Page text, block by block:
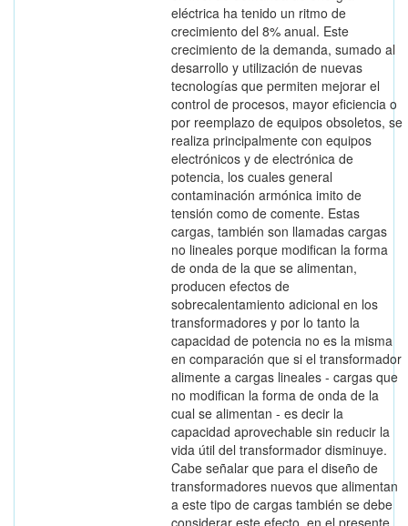
eléctrica ha tenido un ritmo de
crecimiento del 8% anual. Este
crecimiento de la demanda, sumado al
desarrollo y utilización de nuevas
tecnologías que permiten mejorar el
control de procesos, mayor eficiencia o
por reemplazo de equipos obsoletos, se
realiza principalmente con equipos
electrónicos y de electrónica de
potencia, los cuales general
contaminación armónica imito de
tensión como de comente. Estas
cargas, también son llamadas cargas
no lineales porque modifican la forma
de onda de la que se alimentan,
producen efectos de
sobrecalentamiento adicional en los
transformadores y por lo tanto la
capacidad de potencia no es la misma
en comparación que si el transformador
alimente a cargas lineales - cargas que
no modifican la forma de onda de la
cual se alimentan - es decir la
capacidad aprovechable sin reducir la
vida útil del transformador disminuye.
Cabe señalar que para el diseño de
transformadores nuevos que alimentan
a este tipo de cargas también se debe
considerar este efecto, en el presente